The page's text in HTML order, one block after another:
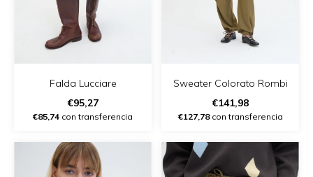
Falda Lucciare
€95,27
€85,74 con transferencia
Sweater Colorato Rombi
€141,98
€127,78con transferencia